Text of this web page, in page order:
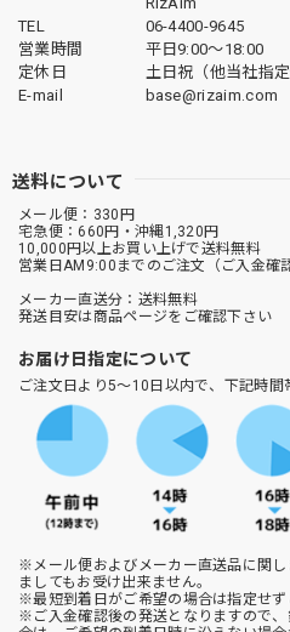
TEL
06-4400-9645
営業時間
平日9:00～18:00
定休日
土日祝（他当社指定
E-mail
base@rizaim.com
送料について
メール便：330円
宅急便：660円・沖縄1,320円
10,000円以上お買い上げで送料無料
営業日AM9:00までのご注文（ご入金確
メーカー直送分：送料無料
発送目安は商品ページをご確認下さい
お届け日指定について
ご注文日より5～10日以内で、下記時間
※メール便およびメーカー直送品に関
ましてもお受け出来ません。
※最短到着日がご希望の場合は指定せず
※ご入金確認後の発送となりますので